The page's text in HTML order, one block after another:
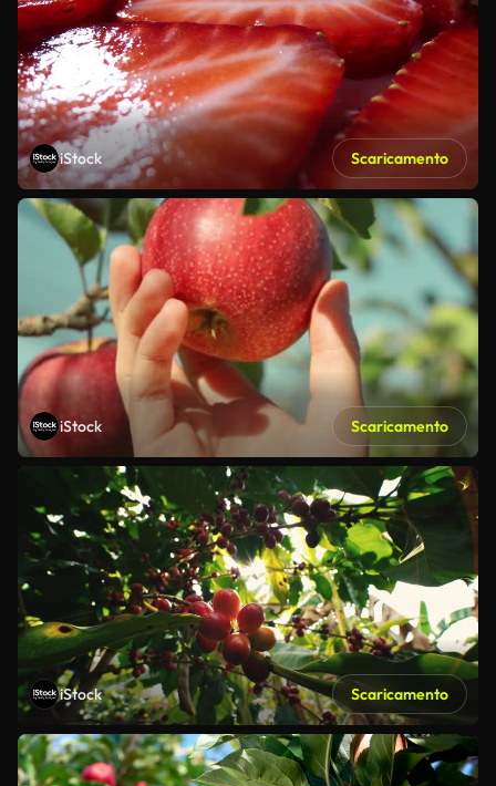
iStock Scaricamento
iStock Scaricamento
iStock Scaricamento